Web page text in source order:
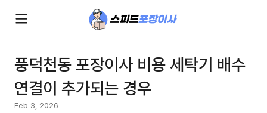
풍덕천동 포장이사 비용 세탁기 배수
연결이 추가되는 경우
Feb 3, 2026